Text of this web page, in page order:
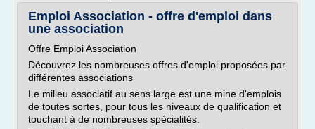
Emploi Association - offre d'emploi dans
une association
Offre Emploi Association
Découvrez les nombreuses offres d'emploi proposées par
différentes associations
Le milieu associatif au sens large est une mine d'emplois
de toutes sortes, pour tous les niveaux de qualification et
touchant à de nombreuses spécialités.